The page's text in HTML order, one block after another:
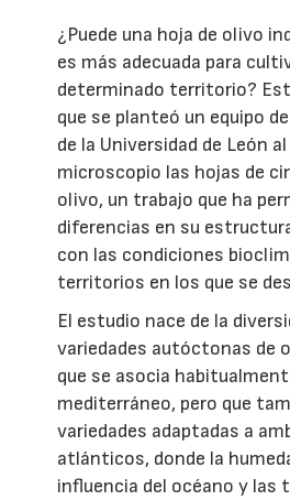
¿Puede una hoja de olivo
es más adecuada para
determinado territorio?
que se planteó un equipo
de la Universidad de León
microscopio las hojas de
olivo, un trabajo que ha
diferencias en su
con las condiciones
territorios en los que se
El estudio nace de la
variedades autóctonas de
que se asocia
mediterráneo, pero que
variedades adaptadas a
atlánticos, donde la
influencia del océano y las